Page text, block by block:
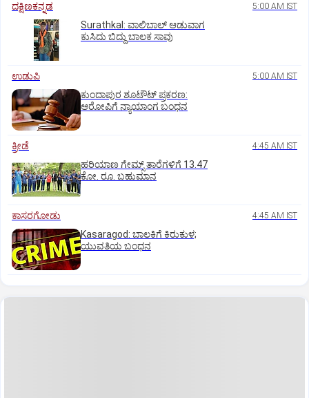
ದಕ್ಷಿಣಕನ್ನಡ 5:00 AM IST
Surathkal: ವಾಲಿಬಾಲ್ ಆಡುವಾಗ
ಕುಸಿದು ಬಿದ್ದು ಬಾಲಕ ಸಾವು
ಉಡುಪಿ 5:00 AM IST
ಕುಂದಾಪುರ ಶೂಟೌಟ್ ಪ್ರಕರಣ:
ಆರೋಪಿಗೆ ನ್ಯಾಯಾಂಗ ಬಂಧನ
ಕ್ರೀಡೆ 4:45 AM IST
ಹರಿಯಾಣ ಗೇಮ್ಸ್‌ ತಾರೆಗಳಿಗೆ 13.47
ಕೋ. ರೂ. ಬಹುಮಾನ
ಕಾಸರಗೋಡು 4:45 AM IST
Kasaragod: ಬಾಲಕಿಗೆ ಕಿರುಕುಳ;
ಯುವತಿಯ ಬಂಧನ